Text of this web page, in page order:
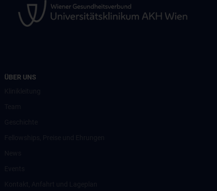
ÜBER UNS